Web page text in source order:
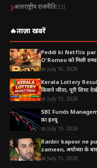
❯अंतरराष्ट्रीय राजनीति(22)
🔥ताज़ा खबरें
Peddi ki Netflix par
O’Romeo को मिली
📅 July 16, 2026
Kerala Lottery
किसने जीता, पूरी लिस्ट
📅 July 15, 2026
SBI Funds
का इश्यू
📅 July 15, 2026
Ranbir kapoor ne
zameen, अयोध्या के
📅 July 15, 2026